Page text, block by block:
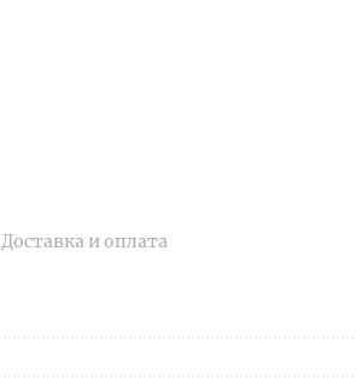
Доставка и оплата